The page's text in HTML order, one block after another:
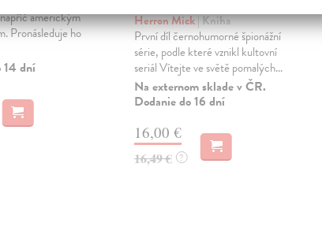
americkým
Pronásleduje ho
14 dní
Herron Mick| Kniha
První díl černohumorné špionážní
série, podle které vznikl kultovní
seriál Vítejte ve světě pomalých...
Na externom sklade v ČR.
Dodanie do 16 dní
16,00 €
16,49 € ?